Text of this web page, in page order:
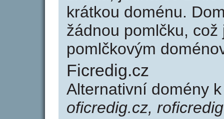
krátkou doménu.
žádnou pomlčku,
pomlčkovým
Ficredig.cz
Alternativní domény
oficredig.cz,